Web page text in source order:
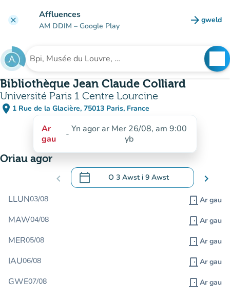
clear Affluences
AM DDIM – Google Play arrow_forward gweld
(tab
Chwilio am sefydliad
Bibliothèque Jean Claude Colliard
Université Paris 1 Centre Lourcine
place 1 Rue de la Glacière, 75013 Paris, France
(agor yn Google Maps)
(tab newydd)
Ar
gau
- Yn agor ar Mer 26/08, am 9:00
yb
Oriau agor
chevron_left calendar_today O 3 Awst i 9 Awst
.Agor y calendr i newid dyddiadau chevron_right
LLUN03/08 door_front Ar gau
MAW04/08 door_front Ar gau
MER05/08 door_front Ar gau
IAU06/08 door_front Ar gau
GWE07/08 door_front Ar gau